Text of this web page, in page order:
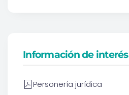
Información de interés
Personería jurídica